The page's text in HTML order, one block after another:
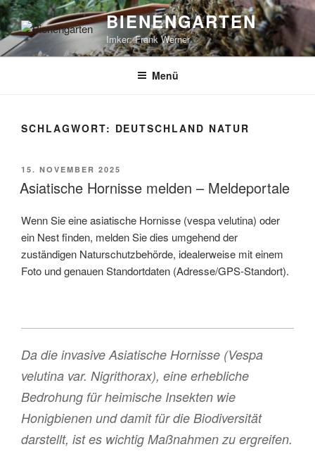
Zum
Inhalt
springen
BIENENGARTEN
Imker: Frank Werner
Menü
SCHLAGWORT: DEUTSCHLAND NATUR
VERÖFFENTLICHT
AM
15. NOVEMBER 2025
Asiatische Hornisse melden – Meldeportale
Wenn Sie eine asiatische Hornisse (vespa velutina) oder
ein Nest finden, melden Sie dies umgehend der
zuständigen Naturschutzbehörde, idealerweise mit einem
Foto und genauen Standortdaten (Adresse/GPS-Standort).
Da die invasive Asiatische Hornisse (Vespa
velutina var. Nigrithorax), eine erhebliche
Bedrohung für heimische Insekten wie
Honigbienen und damit für die Biodiversität
darstellt, ist es wichtig Maßnahmen zu ergreifen.